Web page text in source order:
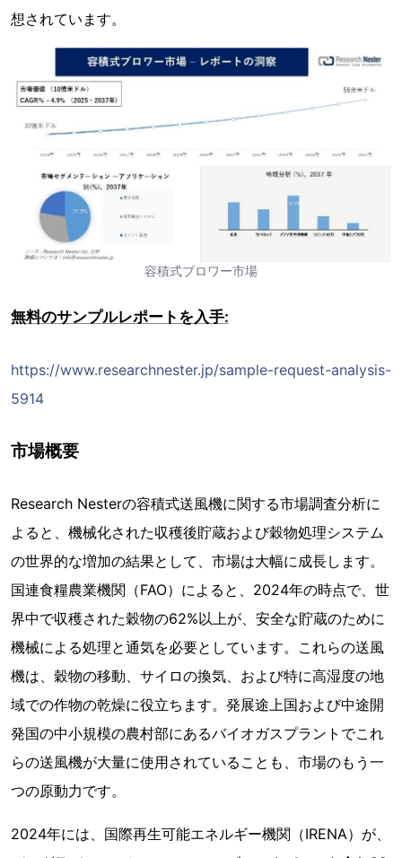
想されています。
容積式ブロワー市場
無料のサンプルレポートを入手:
https://www.researchnester.jp/sample-request-analysis-
5914
市場概要
Research Nesterの容積式送風機に関する市場調査分析に
よると、機械化された収穫後貯蔵および穀物処理システム
の世界的な増加の結果として、市場は大幅に成長します。
国連食糧農業機関（FAO）によると、2024年の時点で、世
界中で収穫された穀物の62%以上が、安全な貯蔵のために
機械による処理と通気を必要としています。これらの送風
機は、穀物の移動、サイロの換気、および特に高湿度の地
域での作物の乾燥に役立ちます。発展途上国および中途開
発国の中小規模の農村部にあるバイオガスプラントでこれ
らの送風機が大量に使用されていることも、市場のもう一
つの原動力です。
2024年には、国際再生可能エネルギー機関（IRENA）が、